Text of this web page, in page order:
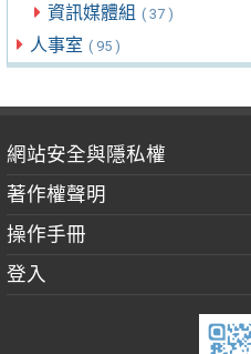
資訊媒體組 ( 37 )
人事室 ( 95 )
網站安全與隱私權
著作權聲明
操作手冊
登入